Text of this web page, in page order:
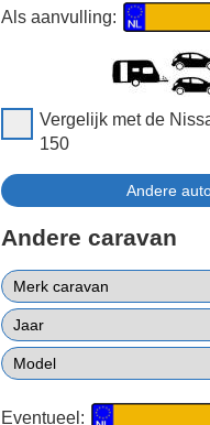
Als aanvulling:
Vergelijk met de
150
Andere caravan
Eventueel: